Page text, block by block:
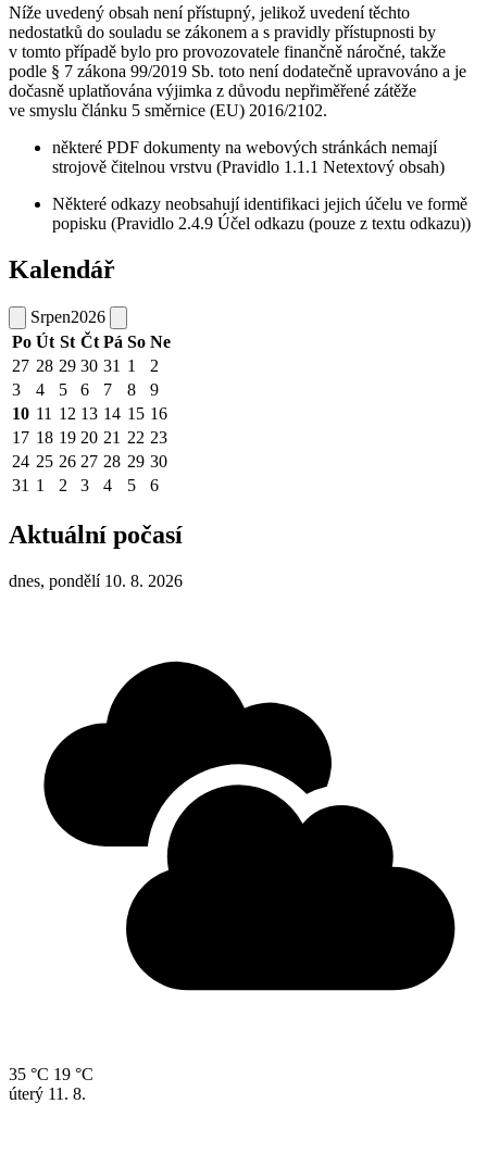
Níže uvedený obsah není přístupný, jelikož uvedení těchto
nedostatků do souladu se zákonem a s pravidly přístupnosti by
v tomto případě bylo pro provozovatele finančně náročné, takže
podle § 7 zákona 99/2019 Sb. toto není dodatečně upravováno a je
dočasně uplatňována výjimka z důvodu nepřiměřené zátěže
ve smyslu článku 5 směrnice (EU) 2016/2102.
některé PDF dokumenty na webových stránkách nemají
strojově čitelnou vrstvu (Pravidlo 1.1.1 Netextový obsah)
Některé odkazy neobsahují identifikaci jejich účelu ve formě
popisku (Pravidlo 2.4.9 Účel odkazu (pouze z textu odkazu))
Kalendář
Srpen2026
Po Út St Čt Pá So Ne
27 28 29 30 31 1
2
3
4 5 6 7 8
9
10 11 12 13 14 15 16
17 18 19 20 21 22 23
24 25 26 27 28 29 30
31 1 2 3 4 5 6
Aktuální počasí
dnes, pondělí 10. 8. 2026
35 °C 19 °C
úterý 11. 8.